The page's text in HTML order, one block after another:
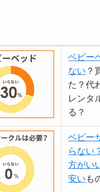
ベビー
ない ？
た？代
レンタ
る？
ベビー
らない
方がい
安い も